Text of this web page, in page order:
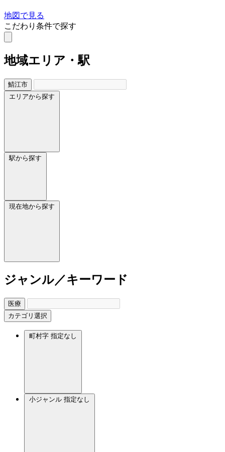
地図で見る
こだわり条件で探す
地域エリア・駅
鯖江市
エリアから探す
駅から探す
現在地から探す
ジャンル／キーワード
医療
カテゴリ選択
町村字 指定なし
小ジャンル 指定なし